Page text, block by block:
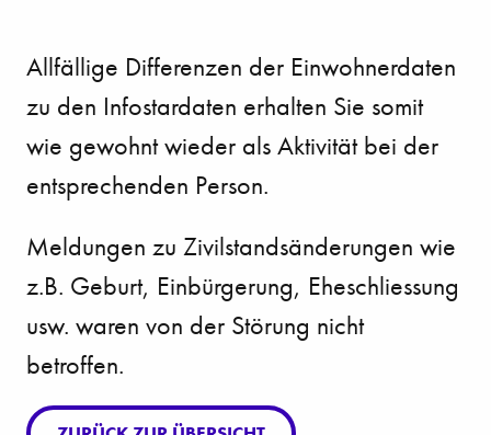
Allfällige Differenzen der Einwohnerdaten
zu den Infostardaten erhalten Sie somit
wie gewohnt wieder als Aktivität bei der
entsprechenden Person.
Meldungen zu Zivilstandsänderungen wie
z.B. Geburt, Einbürgerung, Eheschliessung
usw. waren von der Störung nicht
betroffen.